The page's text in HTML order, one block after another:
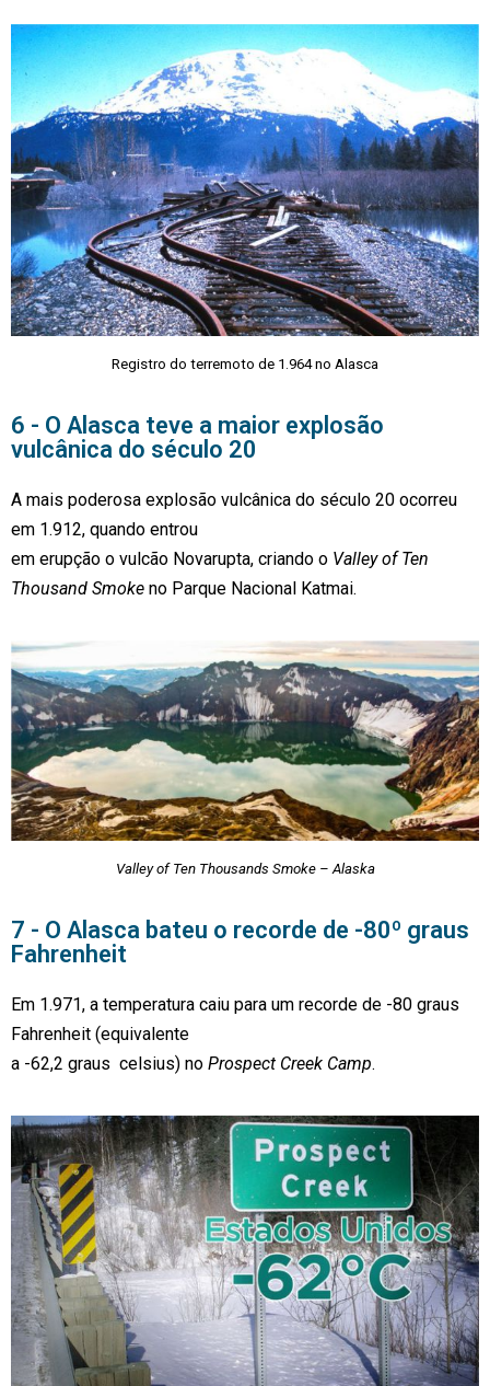
Registro do terremoto de 1.964 no Alasca
6 - O Alasca teve a maior explosão
vulcânica do século 20
A mais poderosa explosão vulcânica do século 20 ocorreu
em 1.912, quando entrou
em erupção o vulcão Novarupta, criando o Valley of Ten
Thousand Smoke no Parque Nacional Katmai.
Valley of Ten Thousands Smoke – Alaska
7 - O Alasca bateu o recorde de -80º graus
Fahrenheit
Em 1.971, a temperatura caiu para um recorde de -80 graus
Fahrenheit (equivalente
a -62,2 graus celsius) no Prospect Creek Camp.